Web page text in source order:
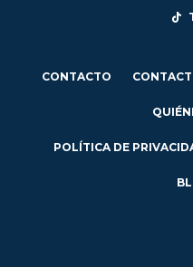
CONTACTO
POLÍTICA DE